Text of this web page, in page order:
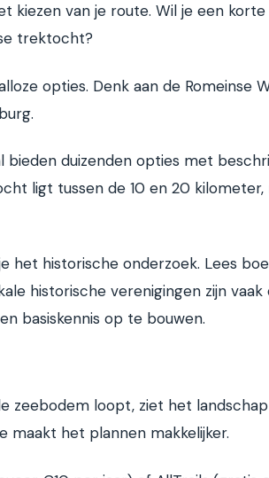
kiezen van je route. Wil je een
trektocht?
opties. Denk aan de Romeinse
bieden duizenden opties met
ligt tussen de 10 en 20 kilometer,
het historische onderzoek. Lees
historische verenigingen zijn
basiskennis op te bouwen.
zeebodem loopt, ziet het
maakt het plannen makkelijker.